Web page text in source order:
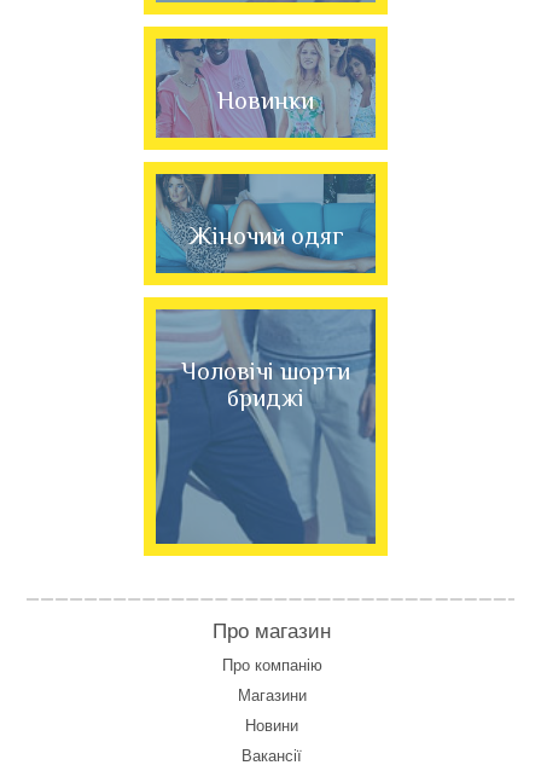
Новинки
Жіночий одяг
Чоловічі шорти
бриджі
Про магазин
Про компанію
Магазини
Новини
Вакансії